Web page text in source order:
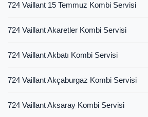
724 Vaillant 15 Temmuz Kombi Servisi
724 Vaillant Akaretler Kombi Servisi
724 Vaillant Akbatı Kombi Servisi
724 Vaillant Akçaburgaz Kombi Servisi
724 Vaillant Aksaray Kombi Servisi